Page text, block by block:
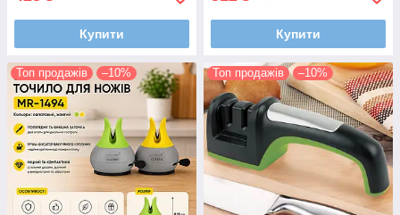
Купити Купити
Топ продажів –10% Топ продажів –10%